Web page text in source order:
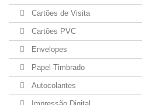
Cartões de Visita
Cartões PVC
Envelopes
Papel Timbrado
Autocolantes